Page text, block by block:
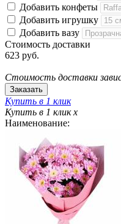
Добавить конфеты
Добавить игрушку
Добавить вазу
Стоимость доставки
623 руб.
Стоимость доставки
Купить в 1 клик
Купить в 1 клик x
Наименование: